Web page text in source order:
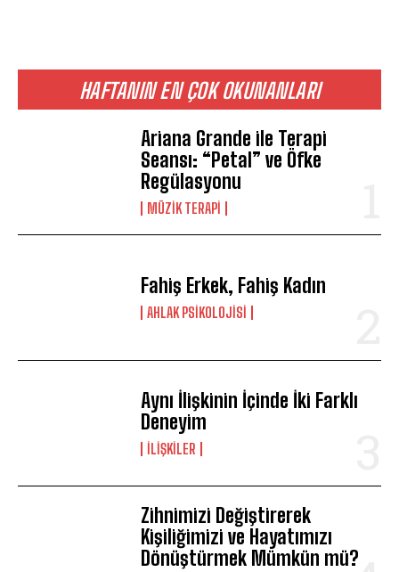
HAFTANIN EN ÇOK OKUNANLARI
Ariana Grande ile Terapi
Seansı: “Petal” ve Öfke
Regülasyonu
MÜZIK TERAPI
Fahiş Erkek, Fahiş Kadın
AHLAK PSIKOLOJISI
Aynı İlişkinin İçinde İki Farklı
Deneyim
İLIŞKILER
Zihnimizi Değiştirerek
Kişiliğimizi ve Hayatımızı
Dönüştürmek Mümkün mü?